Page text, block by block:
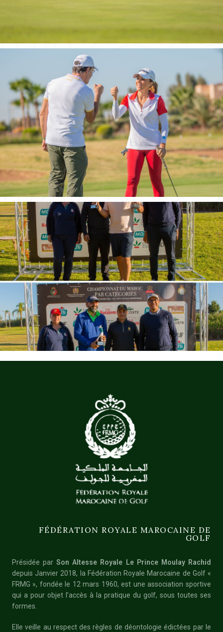
FÉDÉRATION ROYALE MAROCAINE DE
GOLF
Présidée parSon Altesse Royale Le Prince Moulay Rachid
depuis Janvier 2018, la Fédération Royale Marocaine de Golf «
FRMG », fondée le 12 mars 1960, est une association sportive
qui a pour objet l’accès à la pratique du golf, sous toutes ses
formes.
Elle veille au respect des règles de déontologie édictées par le